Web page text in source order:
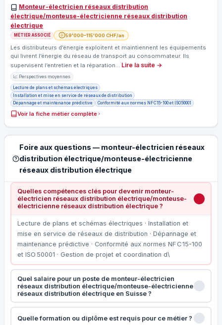
Monteur-électricien réseaux distribution
électrique/monteuse-électricienne réseaux distribution
électrique
MÉTIER ASSOCIÉ 59'000–115'000 CHF/an
Les distributeurs d’énergie exploitent et maintiennent les équipements
qui livrent l’énergie du réseau de transport au consommateur. Ils
supervisent l’entretien et la réparation… Lire la suite →
📈 Perspectives moyennes
Lecture de plans et schémas électriques
Installation et mise en service de réseaux de distribution
Dépannage et maintenance prédictive
Conformité aux normes NF C 15-100 et ISO 50001
Voir la fiche métier complète
Foire aux questions — monteur-électricien réseaux
distribution électrique/monteuse-électricienne
réseaux distribution électrique
Quelles compétences clés pour devenir monteur-
électricien réseaux distribution électrique/monteuse-
électricienne réseaux distribution électrique ?
Lecture de plans et schémas électriques · Installation et
mise en service de réseaux de distribution · Dépannage et
maintenance prédictive · Conformité aux normes NF C 15-100
et ISO 50001 · Gestion de projet et coordination d\
Quel salaire pour un poste de monteur-électricien
réseaux distribution électrique/monteuse-électricienne
réseaux distribution électrique en Suisse ?
Quelle formation ou diplôme est requis pour ce métier ?